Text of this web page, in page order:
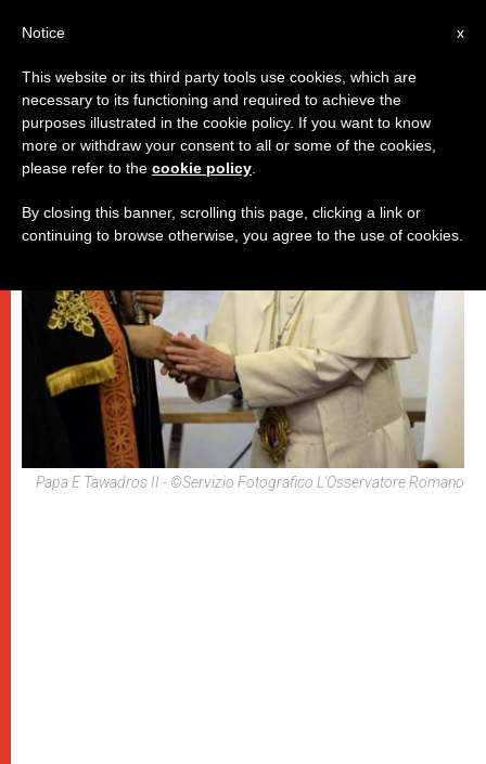
PAPI
Papa E Tawadros II - ©Servizio Fotografico L'Osservatore Romano
x
Notice
This website or its third party tools use cookies, which are
necessary to its functioning and required to achieve the
purposes illustrated in the cookie policy. If you want to know
more or withdraw your consent to all or some of the cookies,
please refer to the cookie policy
By closing this banner, scrolling this page, clicking a link or
continuing to browse otherwise, you agree to the use of cookies.